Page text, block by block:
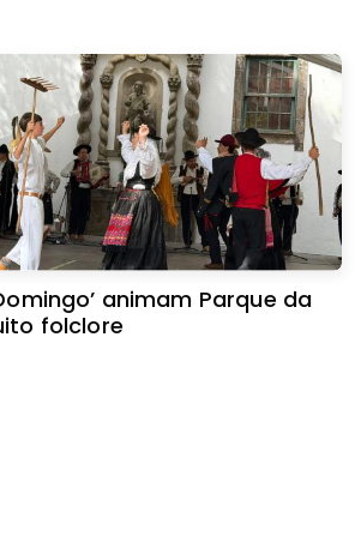
animam Parque da
folclore